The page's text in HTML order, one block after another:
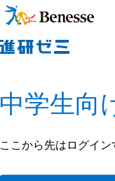
中学生向
ここから先はログイ